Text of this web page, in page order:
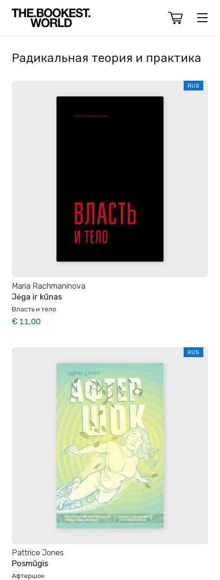
Радикальная теория и практика
RUS
Maria Rachmaninova
Jėga ir kūnas
Власть и тело
€ 11,00
RUS
Pattrice Jones
Posmūgis
Афтершок